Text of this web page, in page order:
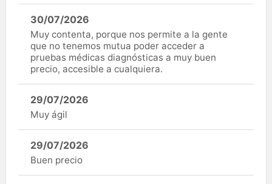
30/07/2026
Muy contenta, porque nos permite a la gente
que no tenemos mutua poder acceder a
pruebas médicas diagnósticas a muy buen
precio, accesible a cualquiera.
29/07/2026
Muy ágil
29/07/2026
Buen precio